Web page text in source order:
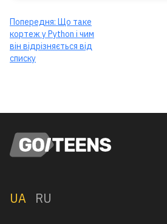
Попередня: Що таке
кортеж у Python і чим
він відрізняється від
списку
UA RU